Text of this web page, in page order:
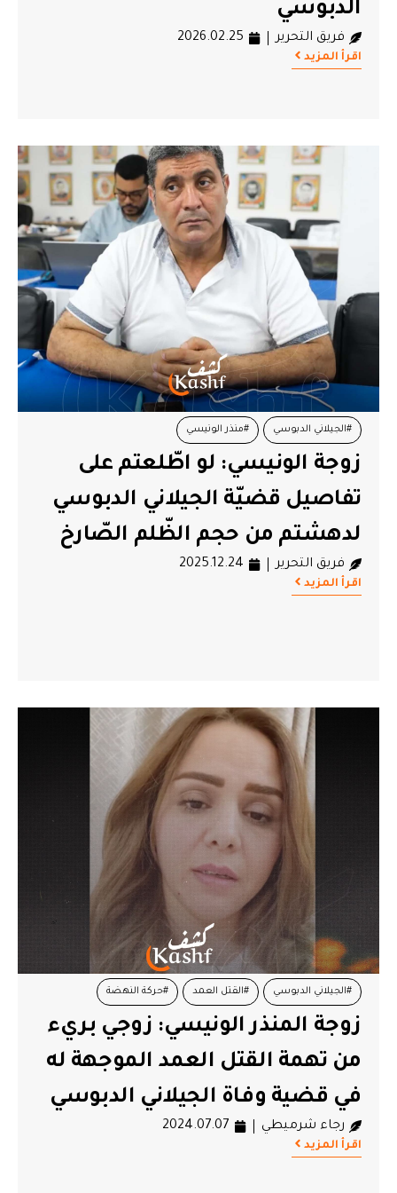
الدبوسي
فريق التحرير 2026.02.25
اقرأ المزيد
#الجيلاني الدبوسي #منذر الونيسي
زوجة الونيسي: لو اطّلعتم على
تفاصيل قضيّة الجيلاني الدبوسي
لدهشتم من حجم الظّلم الصّارخ
فريق التحرير 2025.12.24
اقرأ المزيد
#الجيلاني الدبوسي #القتل العمد #حركة النهضة
#منذر الونيسي
زوجة المنذر الونيسي: زوجي بريء
من تهمة القتل العمد الموجهة له
في قضية وفاة الجيلاني الدبوسي
رجاء شرميطي 2024.07.07
اقرأ المزيد